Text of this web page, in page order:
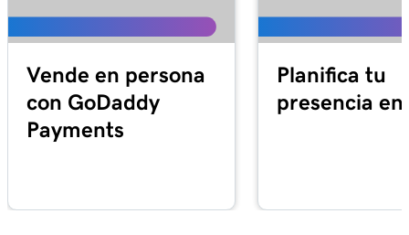
Lección 16 (de 20)
línea
Lección 17 (de 20)
¿Qué es la Terminal Virtual?
Procesar un pago con mi Terminal virtual
Vende en persona
con GoDaddy
Payments
Planifica tu
presencia en